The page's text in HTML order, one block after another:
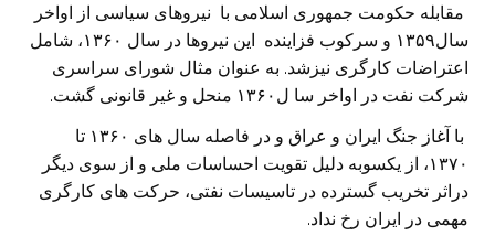
مقابله حکومت جمهوری اسلامی با نیروهای سیاسی از اواخر
سال۱۳۵۹ و سرکوب فزاینده این نیروها در سال ۱۳۶۰، شامل
اعتراضات کارگری نیزشد. به عنوان مثال شورای سراسری
شرکت نفت در اواخر سا ل۱۳۶۰ منحل و غیر قانونی گشت.
با آغاز جنگ ایران و عراق و در فاصله سال های ۱۳۶۰ تا
۱۳۷۰، از یکسوبه دلیل تقویت احساسات ملی و از سوی دیگر
دراثر تخریب گسترده در تاسیسات نفتی، حرکت های کارگری
مهمی در ایران رخ نداد.